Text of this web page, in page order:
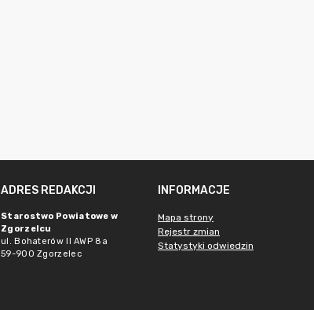
ADRES REDAKCJI
Starostwo Powiatowe w
Zgorzelcu
ul. Bohaterów II AWP 8a
59-900 Zgorzelec
INFORMACJE
Mapa strony
Rejestr zmian
Statystyki odwiedzin